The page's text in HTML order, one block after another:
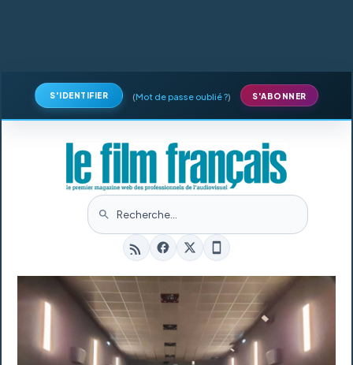
S'IDENTIFIER (Mot de passe oublié ?) S'ABONNER